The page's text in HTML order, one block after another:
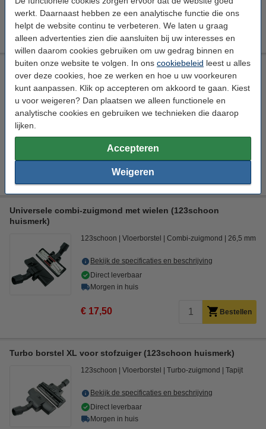
werkt. Daarnaast hebben ze een analytische functie die ons
helpt de website continu te verbeteren. We laten u graag
alleen advertenties zien die aansluiten bij uw interesses en
willen daarom cookies gebruiken om uw gedrag binnen en
buiten onze website te volgen. In ons cookiebeleid leest u alles
over deze cookies, hoe ze werken en hoe u uw voorkeuren
kunt aanpassen. Klik op accepteren om akkoord te gaan. Kiest
u voor weigeren? Dan plaatsen we alleen functionele en
analytische cookies en gebruiken we technieken die daarop
lijken.
Accepteren
Weigeren
HG adviesprijs
€ 5,49 Bestellen
Universeel stofzuiger-opzetstuk 32 mm plumeau (123schoon
huismerk)
123schoon Opzetborstel Plumeauborstel
Bekijk de specificaties en beschrijving
Morgen in huis
Universele combi-zuigmond met wielen (123schoon
huismerk)
123schoon Vloerborstel Combi-zuigmond 26,5 mm
Bekijk de specificaties en beschrijving
Direct leverbaar
Morgen in huis
€ 17,50 Bestellen
Turbo borstel XL voor stofzuiger (123schoon huismerk)
123schoon Vloerborstel Turbo-zuigmond Tapijt
Bekijk de specificaties en beschrijving
Direct leverbaar
Morgen in huis